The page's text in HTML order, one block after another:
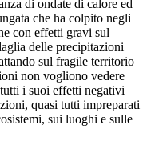
di ondate di calore ed
che ha colpito negli
con effetti gravi sul
delle precipitazioni
sul fragile territorio
non vogliono vedere
i suoi effetti negativi
quasi tutti impreparati
sui luoghi e sulle